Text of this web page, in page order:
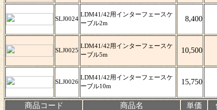
SLJ0024
LDM41/42用インターフェースケ
ーブル2m
8,400
SLJ0025
LDM41/42用インターフェースケ
ーブル5m
10,500
SLJ0026
LDM41/42用インターフェースケ
ーブル10m
15,750
商品コード 商品名 単価